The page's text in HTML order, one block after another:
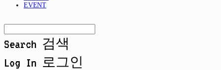
EVENT
Search 검색
Log In 로그인